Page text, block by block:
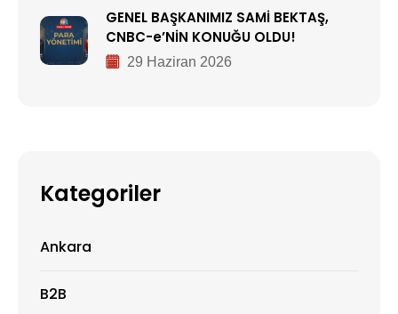
GENEL BAŞKANIMIZ SAMİ BEKTAŞ,
CNBC-e’NİN KONUĞU OLDU!
29 Haziran 2026
Kategoriler
Ankara
B2B